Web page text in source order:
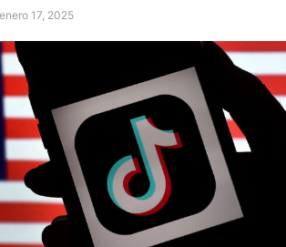
enero 17, 2025